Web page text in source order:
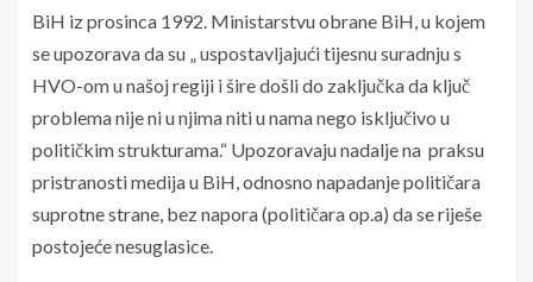
BiH iz prosinca 1992. Ministarstvu obrane BiH, u kojem
se upozorava da su „ uspostavljajući tijesnu suradnju s
HVO-om u našoj regiji i šire došli do zaključka da ključ
problema nije ni u njima niti u nama nego isključivo u
političkim strukturama.“ Upozoravaju nadalje na praksu
pristranosti medija u BiH, odnosno napadanje političara
suprotne strane, bez napora (političara op.a) da se riješe
postojeće nesuglasice.